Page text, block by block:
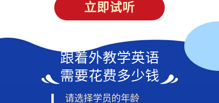
立即试听
跟着外教学英语
需要花费多少钱
请选择学员的年龄